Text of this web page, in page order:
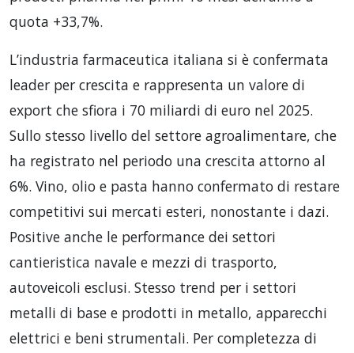
quota +33,7%.
L’industria farmaceutica italiana si è confermata
leader per crescita e rappresenta un valore di
export che sfiora i 70 miliardi di euro nel 2025.
Sullo stesso livello del settore agroalimentare, che
ha registrato nel periodo una crescita attorno al
6%. Vino, olio e pasta hanno confermato di restare
competitivi sui mercati esteri, nonostante i dazi.
Positive anche le performance dei settori
cantieristica navale e mezzi di trasporto,
autoveicoli esclusi. Stesso trend per i settori
metalli di base e prodotti in metallo, apparecchi
elettrici e beni strumentali. Per completezza di